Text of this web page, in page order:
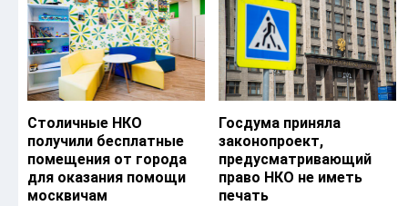
Столичные НКО
получили бесплатные
помещения от города
для оказания помощи
москвичам
Госдума приняла
законопроект,
предусматривающий
право НКО не иметь
печать